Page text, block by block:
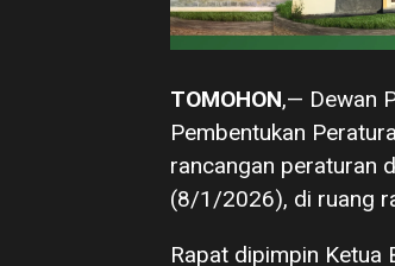
TOMOHON,— Dewan
Pembentukan
rancangan peraturan
(8/1/2026), di ruang
Rapat dipimpin Ketua